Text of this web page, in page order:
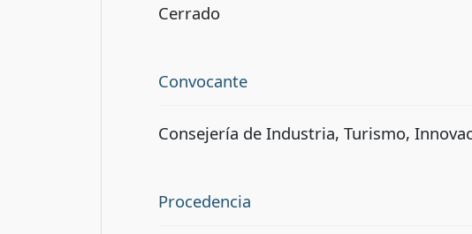
Cerrado
Convocante
Consejería de Industria, Turismo,
Procedencia